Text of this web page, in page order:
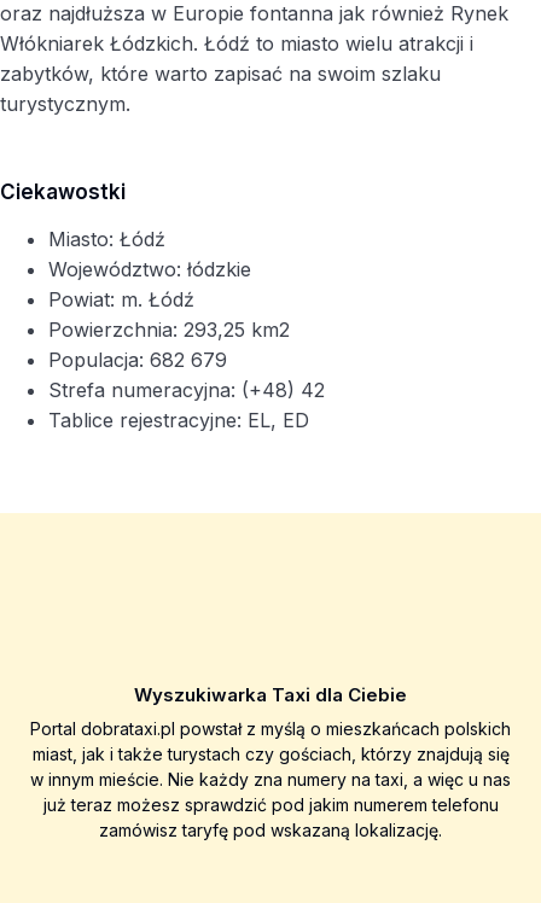
oraz najdłuższa w Europie fontanna jak również Rynek
Włókniarek Łódzkich. Łódź to miasto wielu atrakcji i
zabytków, które warto zapisać na swoim szlaku
turystycznym.
Ciekawostki
Miasto: Łódź
Województwo: łódzkie
Powiat: m. Łódź
Powierzchnia: 293,25 km2
Populacja: 682 679
Strefa numeracyjna: (+48) 42
Tablice rejestracyjne: EL, ED
Wyszukiwarka Taxi dla Ciebie
Portal dobrataxi.pl powstał z myślą o mieszkańcach polskich
miast, jak i także turystach czy gościach, którzy znajdują się
w innym mieście. Nie każdy zna numery na taxi, a więc u nas
już teraz możesz sprawdzić pod jakim numerem telefonu
zamówisz taryfę pod wskazaną lokalizację.